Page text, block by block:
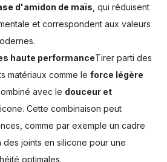
d'amidon de maïs , qui réduisent
et correspondent aux valeurs
haute performanceTirer parti des
matériaux comme le force légère
avec le douceur et
Cette combinaison peut
comme par exemple un cadre
des joints en silicone pour une
optimales.